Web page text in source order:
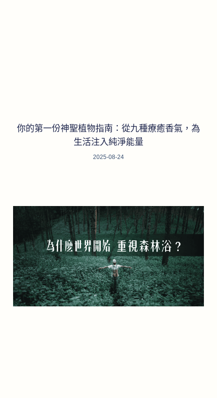
你的第一份神聖植物指南：從九種療癒香氣，為
生活注入純淨能量
2025-08-24